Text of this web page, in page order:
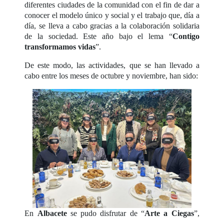
diferentes ciudades de la comunidad con el fin de dar a
conocer el modelo único y social y el trabajo que, día a
día, se lleva a cabo gracias a la colaboración solidaria
de la sociedad. Este año bajo el lema “Contigo
transformamos vidas”.
De este modo, las actividades, que se han llevado a
cabo entre los meses de octubre y noviembre, han sido:
En Albacetese pudo disfrutar de “Arte a Ciegas”,